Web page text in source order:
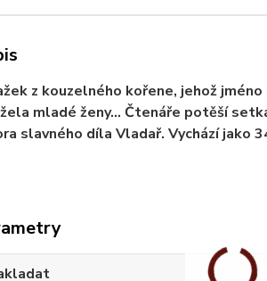
z kouzelného kořene, jehož
mladé ženy… Čtenáře potěší
slavného díla Vladař. Vychází jako